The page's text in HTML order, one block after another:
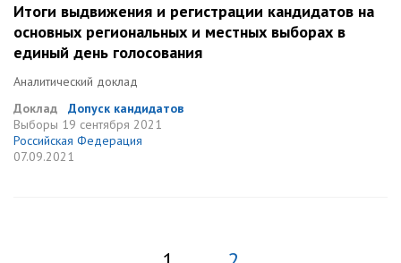
Итоги выдвижения и регистрации кандидатов на
основных региональных и местных выборах в
единый день голосования
Аналитический доклад
Доклад
Допуск кандидатов
Выборы 19 сентября 2021
Российская Федерация
07.09.2021